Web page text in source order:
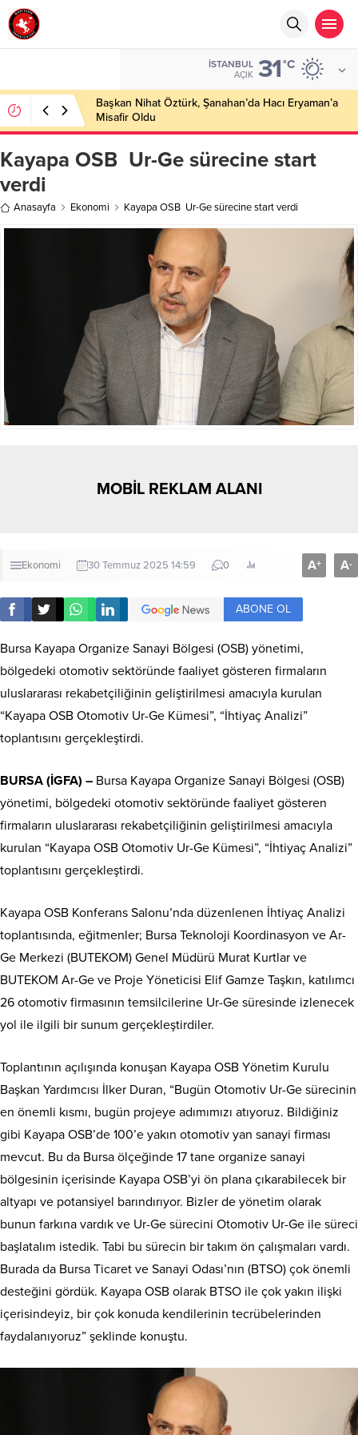
İSTANBUL
AÇIK 31°C
Başkan Nihat Öztürk, Şanahan’da Hacı Eryaman’a
Misafir Oldu
Kayapa OSB Ur-Ge sürecine start
verdi
Anasayfa Ekonomi Kayapa OSB Ur-Ge sürecine start verdi
MOBİL REKLAM ALANI
Ekonomi 30 Temmuz 2025 14:59 0 A+ A-
ABONE OL
Bursa Kayapa Organize Sanayi Bölgesi (OSB) yönetimi,
bölgedeki otomotiv sektöründe faaliyet gösteren firmaların
uluslararası rekabetçiliğinin geliştirilmesi amacıyla kurulan
“Kayapa OSB Otomotiv Ur-Ge Kümesi”, “İhtiyaç Analizi”
toplantısını gerçekleştirdi.
BURSA (İGFA) – Bursa Kayapa Organize Sanayi Bölgesi (OSB)
yönetimi, bölgedeki otomotiv sektöründe faaliyet gösteren
firmaların uluslararası rekabetçiliğinin geliştirilmesi amacıyla
kurulan “Kayapa OSB Otomotiv Ur-Ge Kümesi”, “İhtiyaç Analizi”
toplantısını gerçekleştirdi.
Kayapa OSB Konferans Salonu’nda düzenlenen İhtiyaç Analizi
toplantısında, eğitmenler; Bursa Teknoloji Koordinasyon ve Ar-
Ge Merkezi (BUTEKOM) Genel Müdürü Murat Kurtlar ve
BUTEKOM Ar-Ge ve Proje Yöneticisi Elif Gamze Taşkın, katılımcı
26 otomotiv firmasının temsilcilerine Ur-Ge süresinde izlenecek
yol ile ilgili bir sunum gerçekleştirdiler.
Toplantının açılışında konuşan Kayapa OSB Yönetim Kurulu
Başkan Yardımcısı İlker Duran, “Bugün Otomotiv Ur-Ge sürecinin
en önemli kısmı, bugün projeye adımımızı atıyoruz. Bildiğiniz
gibi Kayapa OSB’de 100’e yakın otomotiv yan sanayi firması
mevcut. Bu da Bursa ölçeğinde 17 tane organize sanayi
bölgesinin içerisinde Kayapa OSB’yi ön plana çıkarabilecek bir
altyapı ve potansiyel barındırıyor. Bizler de yönetim olarak
bunun farkına vardık ve Ur-Ge sürecini Otomotiv Ur-Ge ile süreci
başlatalım istedik. Tabi bu sürecin bir takım ön çalışmaları vardı.
Burada da Bursa Ticaret ve Sanayi Odası’nın (BTSO) çok önemli
desteğini gördük. Kayapa OSB olarak BTSO ile çok yakın ilişki
içerisindeyiz, bir çok konuda kendilerinin tecrübelerinden
faydalanıyoruz” şeklinde konuştu.